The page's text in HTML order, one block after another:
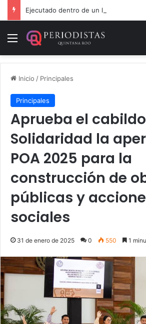
Ejecutado dentro de un local comercial
Menú
Inicio / Principales
Principales
Aprueba el
Solidaridad la
POA 2025 para la
construcción de
públicas y
sociales
31 de enero de 2025 0 550 1